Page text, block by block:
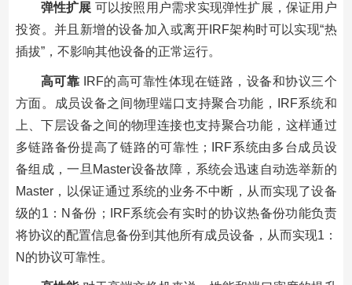
弹性扩展 可以按照用户需求实现弹性扩展，保证用户
投资。并且新增的设备加入或离开IRF架构时可以实现“热
插拔”，不影响其他设备的正常运行。
高可靠 IRF的高可靠性体现在链路，设备和协议三个
方面。成员设备之间物理端口支持聚合功能，IRF系统和
上、下层设备之间的物理连接也支持聚合功能，这样通过
多链路备份提高了链路的可靠性；IRF系统由多台成员设
备组成，一旦Master设备故障，系统会迅速自动选举新的
Master，以保证通过系统的业务不中断，从而实现了设备
级的1：N备份；IRF系统会有实时的协议热备份功能负责
将协议的配置信息备份到其他所有成员设备，从而实现1：
N的协议可靠性。